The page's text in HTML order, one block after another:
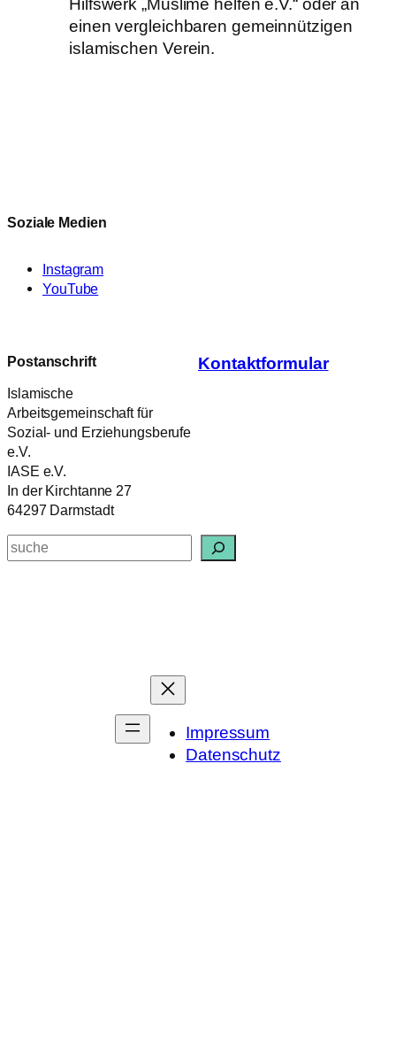
Hilfswerk „Muslime helfen e.V.“ oder an
einen vergleichbaren gemeinnützigen
islamischen Verein.
Soziale Medien
Instagram
YouTube
Postanschrift
Islamische
Arbeitsgemeinschaft für
Sozial- und Erziehungsberufe
e.V.
IASE e.V.
In der Kirchtanne 27
64297 Darmstadt
Kontaktformular
Suchen
Impressum
Datenschutz